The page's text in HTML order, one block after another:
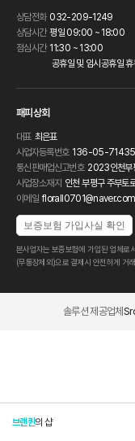
상담전화 032-209-1249
상담시간 평일 09:00 ~ 18:00
점심시간 11:30 ~ 13:00
공휴일 및 임시공휴일 휴
패피상회
대표 최은표
사업자등록번호 136-05-71435
통신판매업신고번호 2023인천부
사업장소재지 인천 부평구 주부
이메일 florall0701@naver.com
보증보험 가입사실 확인
본사업자는 보증보험에 가입된 업체로
(무통장제외)으로 결제시 안전하게 거
솔루션 제공업체
브랜퀸의 샵